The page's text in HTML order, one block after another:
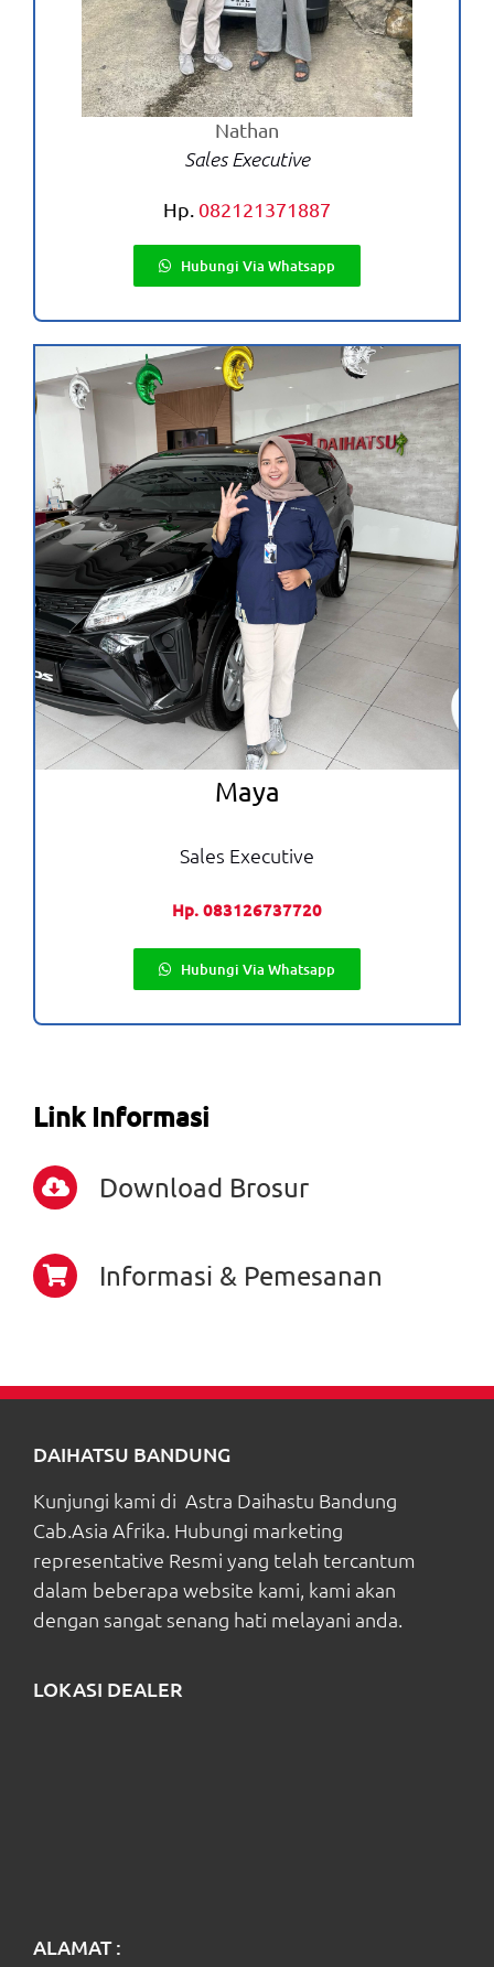
Nathan
Sales Executive
Hp. 082121371887
Hubungi Via Whatsapp
Maya
Sales Executive
Hp. 083126737720
Hubungi Via Whatsapp
Link Informasi
Download Brosur
Informasi & Pemesanan
DAIHATSU BANDUNG
Kunjungi kami di Astra Daihastu Bandung
Cab.Asia Afrika. Hubungi marketing
representative Resmi yang telah tercantum
dalam beberapa website kami, kami akan
dengan sangat senang hati melayani anda.
LOKASI DEALER
ALAMAT :